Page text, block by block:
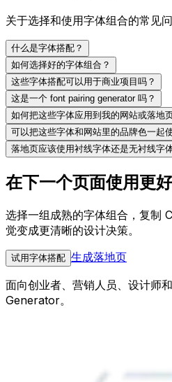
关于选择和使用字体组合的常见
什么是字体搭配？
如何选择好的字体组合？
这些字体搭配可以用于商业项目吗？
这是一个 font pairing generator 吗？
如何把这些字体应用到我的网站或落地
可以把这些字体和网站里的品牌色一起
落地页应该使用衬线字体还是无衬线字
在下一个页面使用更
选择一组成熟的字体组合，复制
觉变成更清晰的设计决策。
试用字体搭配 生成落地页
面向创业者、营销人员、设计师
Generator。